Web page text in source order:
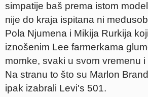
simpatije baš prema istom
nije do kraja ispitana ni
Pola Njumena i Mikija Rurkija
iznošenim Lee farmerkama
momke, svaki u svom vremenu
Na stranu to što su Marlon
ipak izabrali Levi's 501.